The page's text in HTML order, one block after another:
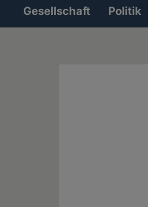
Hauptnavigation
Gesellschaft Politik